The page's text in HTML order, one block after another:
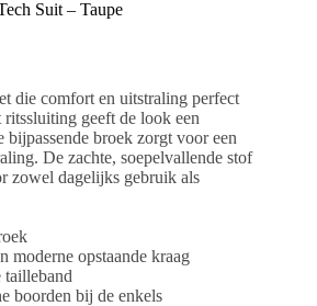
Suit – Taupe
die comfort en uitstraling perfect
geeft de look een
broek zorgt voor een
De zachte, soepelvallende stof
zowel dagelijks gebruik als
moderne opstaande kraag
tailleband
boorden bij de enkels